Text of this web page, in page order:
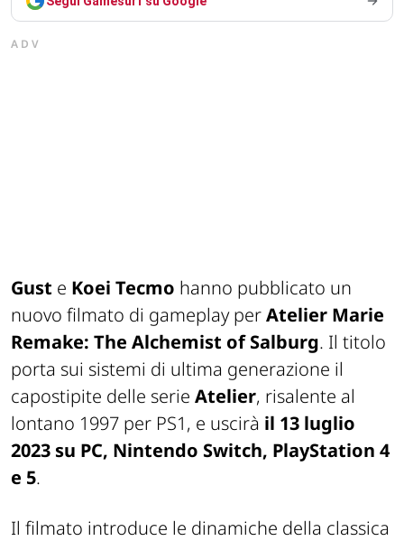
ADV
Gust e Koei Tecmo hanno pubblicato un
nuovo filmato di gameplay perAtelier Marie
Remake: The Alchemist ofSalburg. Il titolo
porta sui sistemi di ultima generazione il
capostipite delle serie Atelier, risalente al
lontano 1997 per PS1, e uscirà il 13 luglio
2023 su PC, Nintendo Switch, PlayStation 4
e 5.
Il filmato introduce le dinamiche della classica